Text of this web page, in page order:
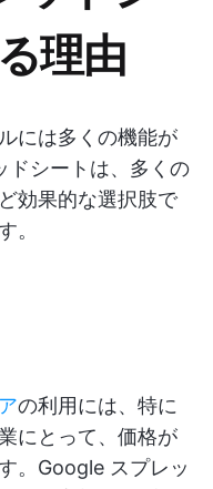
理由
には多くの機能が
ドシートは、多くの
効果的な選択肢で
。
の利用には、特に
にとって、価格が
。Google スプレッ